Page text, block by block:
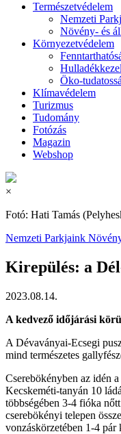
Természetvédelem
Nemzeti
Növény- és
Környezetvédelem
Öko-
Klímavédelem
Turizmus
Tudomány
Fotózás
Magazin
Webshop
×
Fotó: Hati Tamás
Nemzeti Parkjaink
Kirepülés: a
2023.08.14.
A kedvező időjárási
A Dévaványai-Ecsegi
mind természetes
Cserebökényben az idén
Kecskeméti-tanyán 10
többségében 3-4 fióka
cserebökényi telepen
vonzáskörzetében 1-4 pár